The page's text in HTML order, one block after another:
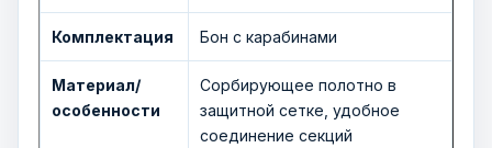
Комплектация Бон с карабинами
Материал/
особенности
Сорбирующее полотно в
защитной сетке, удобное
соединение секций